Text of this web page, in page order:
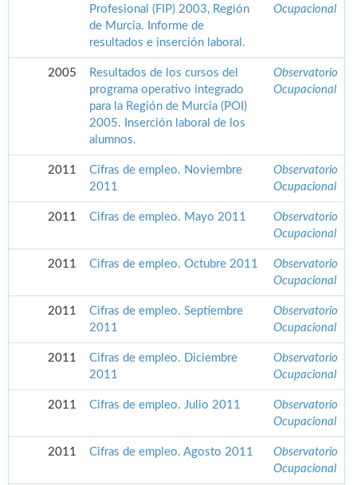
Profesional (FIP) 2003, Región
de Murcia. Informe de
resultados e inserción laboral.
Ocupacional
2005
Resultados de los cursos del
programa operativo integrado
para la Región de Murcia (POI)
2005. Inserción laboral de los
alumnos.
Observatorio
Ocupacional
2011
Cifras de empleo. Noviembre
2011
Observatorio
Ocupacional
2011 Cifras de empleo. Mayo 2011
Observatorio
Ocupacional
2011 Cifras de empleo. Octubre 2011
Observatorio
Ocupacional
2011
Cifras de empleo. Septiembre
2011
Observatorio
Ocupacional
2011
Cifras de empleo. Diciembre
2011
Observatorio
Ocupacional
2011 Cifras de empleo. Julio 2011
Observatorio
Ocupacional
2011 Cifras de empleo. Agosto 2011
Observatorio
Ocupacional